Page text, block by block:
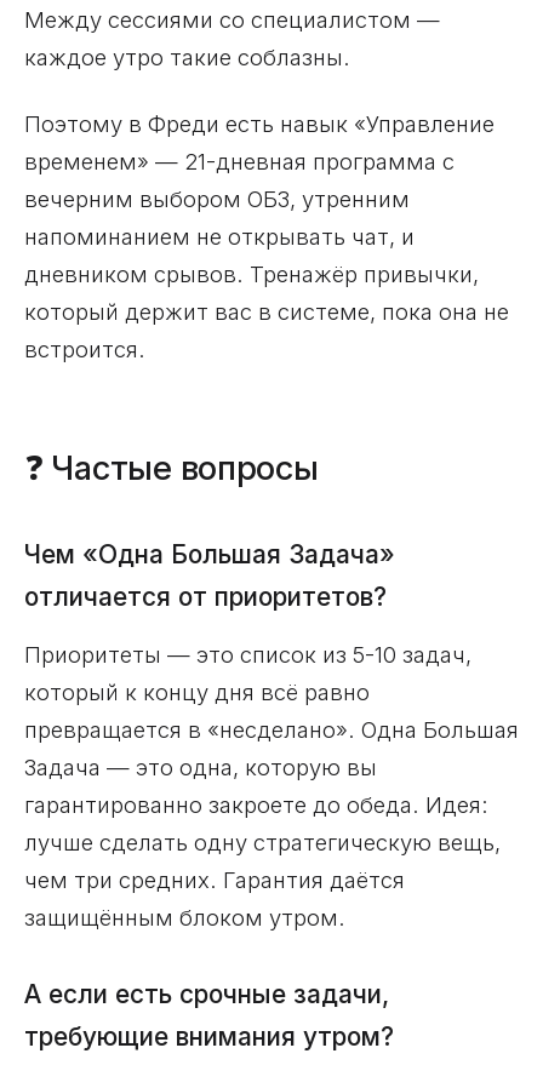
Между сессиями со специалистом —
каждое утро такие соблазны.
Поэтому в Фреди есть навык «Управление
временем» — 21-дневная программа с
вечерним выбором ОБЗ, утренним
напоминанием не открывать чат, и
дневником срывов. Тренажёр привычки,
который держит вас в системе, пока она не
встроится.
❓ Частые вопросы
Чем «Одна Большая Задача»
отличается от приоритетов?
Приоритеты — это список из 5-10 задач,
который к концу дня всё равно
превращается в «несделано». Одна Большая
Задача — это одна, которую вы
гарантированно закроете до обеда. Идея:
лучше сделать одну стратегическую вещь,
чем три средних. Гарантия даётся
защищённым блоком утром.
А если есть срочные задачи,
требующие внимания утром?